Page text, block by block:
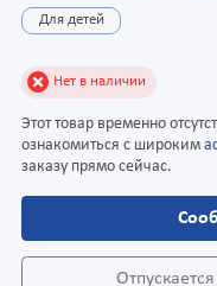
Для детей
Нет в наличии
Этот товар временно
ознакомиться с широким
заказу прямо сейчас.